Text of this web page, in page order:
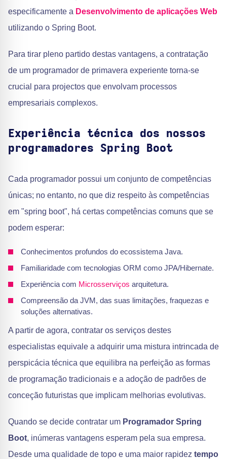
especificamente a Desenvolvimento de aplicações Web
utilizando o Spring Boot.
Para tirar pleno partido destas vantagens, a contratação
de um programador de primavera experiente torna-se
crucial para projectos que envolvam processos
empresariais complexos.
Experiência técnica dos nossos
programadores Spring Boot
Cada programador possui um conjunto de competências
únicas; no entanto, no que diz respeito às competências
em "spring boot", há certas competências comuns que se
podem esperar:
Conhecimentos profundos do ecossistema Java.
Familiaridade com tecnologias ORM como JPA/Hibernate.
Experiência com Microsserviços arquitetura.
Compreensão da JVM, das suas limitações, fraquezas e
soluções alternativas.
A partir de agora, contratar os serviços destes
especialistas equivale a adquirir uma mistura intrincada de
perspicácia técnica que equilibra na perfeição as formas
de programação tradicionais e a adoção de padrões de
conceção futuristas que implicam melhorias evolutivas.
Quando se decide contratar um Programador Spring
Boot, inúmeras vantagens esperam pela sua empresa.
Desde uma qualidade de topo e uma maior rapidez tempo